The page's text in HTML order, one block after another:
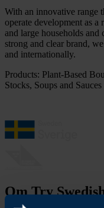
With an innovative range
operate development as a
and large households
strong and clear brand,
and internationally.
Products: Plant-Based
Stocks, Soups and
Om Try